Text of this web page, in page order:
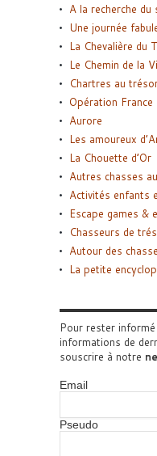
A la recherche du
Une journée
La Chevalière du
Le Chemin de la
Chartres au
Opération France
Aurore
Les amoureux
La Chouette d’Or
Autres chasses
Activités enfants
Escape games &
Chasseurs de
Autour des
La petite
Pour rester
informations de
souscrire à notre
Email
Pseudo